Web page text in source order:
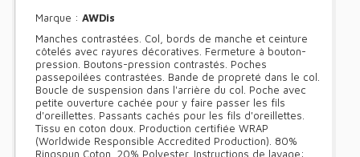
Marque : AWDis
Manches contrastées. Col, bords de manche et ceinture
côtelés avec rayures décoratives. Fermeture à bouton-
pression. Boutons-pression contrastés. Poches
passepoilées contrastées. Bande de propreté dans le col.
Boucle de suspension dans l'arrière du col. Poche avec
petite ouverture cachée pour y faire passer les fils
d'oreillettes. Passants cachés pour les fils d'oreillettes.
Tissu en coton doux. Production certifiée WRAP
(Worldwide Responsible Accredited Production). 80%
Ringspun Coton, 20% Polyester. Instructions de lavage: